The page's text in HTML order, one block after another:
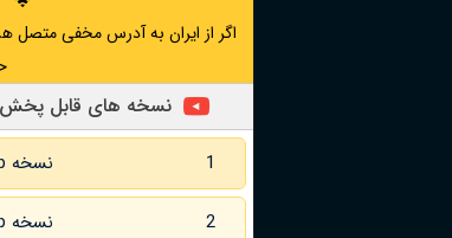
نسخه های قابل پخش
1 نسخه WEB-DL 480p
2 نسخه WEB-DL 720p